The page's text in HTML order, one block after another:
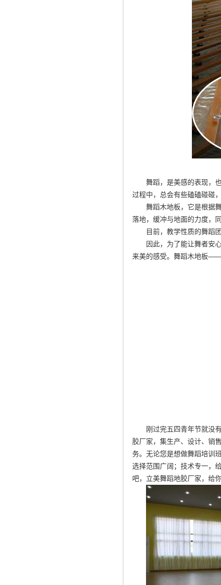
舞蹈，是美感的表现，
过程中，总会有些磕磕碰碰
舞蹈木地板，它是根据
落地，缓冲与地面的力度，
目前，教学性质的舞蹈
因此，为了能让舞者安
来美的感受。舞蹈木地板——
刚过完五四青年节就没
胶厂家，集生产、设计、销
务。无论您是想做舞蹈培训
选择范围广阔；技术专一，
吧，立美舞蹈地胶厂家，给